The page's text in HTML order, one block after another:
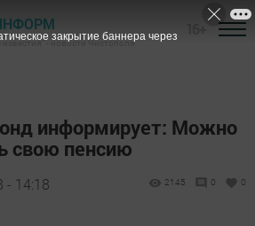
известия" - новости Чистополя
информирует: Можно
свою пенсию
- 14:18 2145 0 0
закрытие баннера через